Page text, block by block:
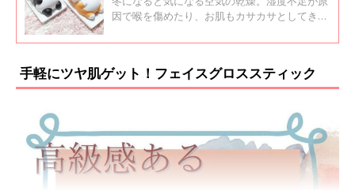
因で喉を傷めたり、お肌もカサカサとしてきて
コントロールに必須な加湿器ですが、じつはダ
手軽にツヤ肌ゲット！フェイスグロススティック